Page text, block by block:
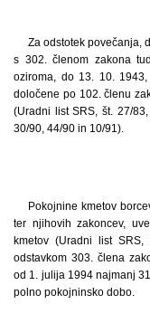
Za odstotek povečanja,
s 302. členom zakona
oziroma, do 13. 10.
določene po 102. členu
(Uradni list SRS, št. 27/
30/90, 44/90 in 10/91).
Pokojnine kmetov
ter njihovih zakoncev,
kmetov (Uradni list
odstavkom 303. člena
od 1. julija 1994 najmanj
polno pokojninsko dobo.